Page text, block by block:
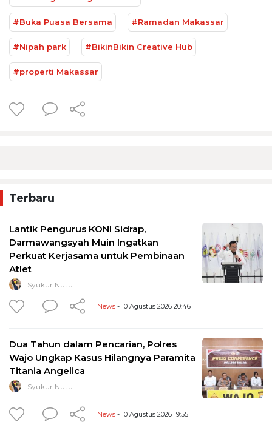
#Buka Puasa Bersama #Ramadan Makassar
#Nipah park #BikinBikin Creative Hub
#properti Makassar
Terbaru
Lantik Pengurus KONI Sidrap,
Darmawangsyah Muin Ingatkan
Perkuat Kerjasama untuk Pembinaan
Atlet
Syukur Nutu
News - 10 Agustus 2026 20:46
Dua Tahun dalam Pencarian, Polres
Wajo Ungkap Kasus Hilangnya Paramita
Titania Angelica
Syukur Nutu
News - 10 Agustus 2026 19:55